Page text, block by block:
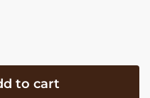
to cart